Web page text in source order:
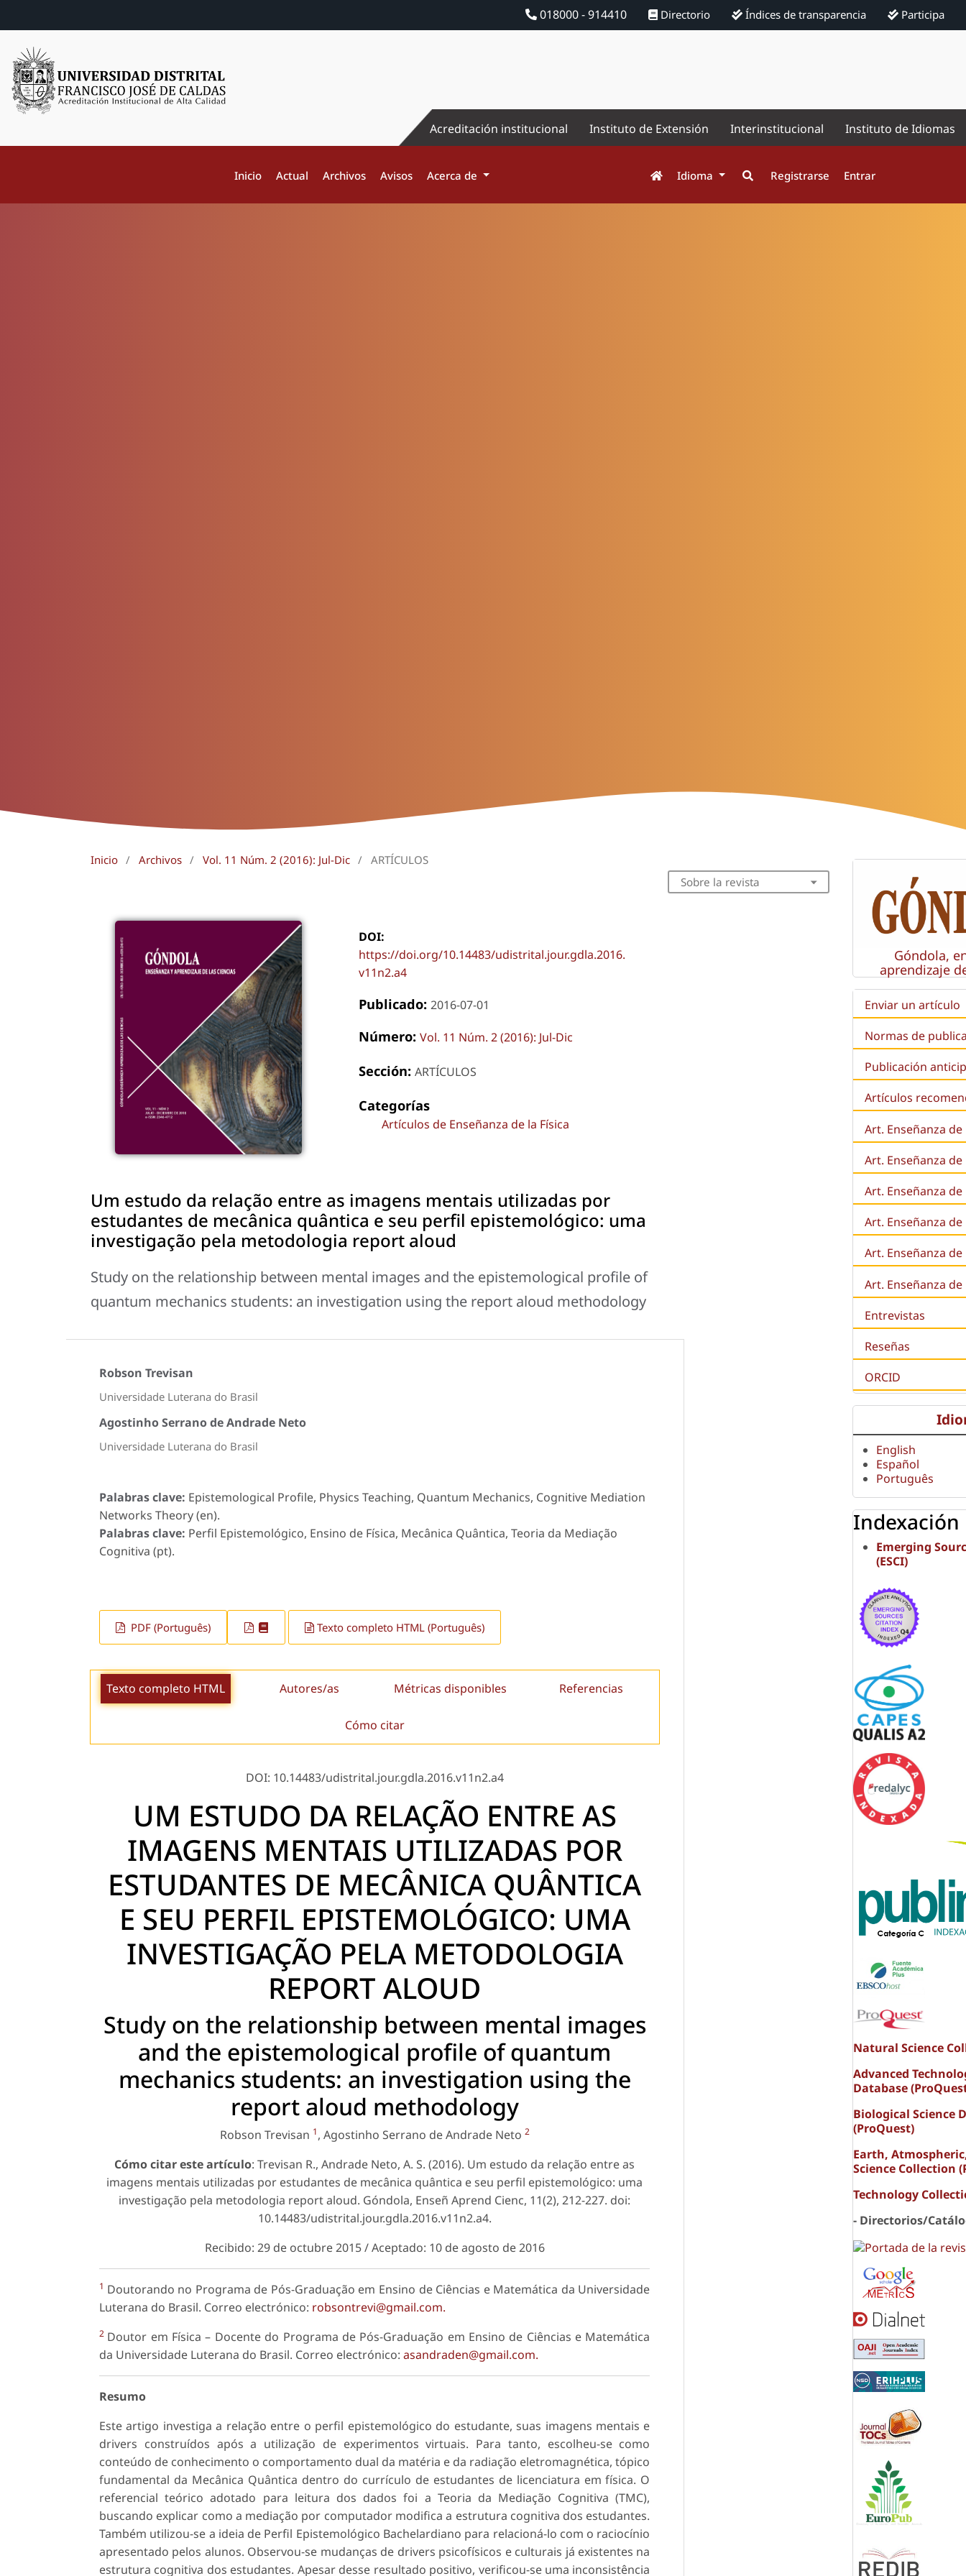
018000 - 914410 Directorio Índices de transparencia Participa
Acreditación institucional Instituto de Extensión Interinstitucional Instituto de Idiomas
Inicio Actual Archivos Avisos Acerca de Idioma Registrarse Entrar
Inicio / Archivos / Vol. 11 Núm. 2 (2016): Jul-Dic / ARTÍCULOS
DOI:
https://doi.org/10.14483/udistrital.jour.gdla.2016.
v11n2.a4
Publicado: 2016-07-01
Número: Vol. 11 Núm. 2 (2016): Jul-Dic
Sección: ARTÍCULOS
Categorías
Artículos de Enseñanza de la Física
Um estudo da relação entre as imagens mentais utilizadas por
estudantes de mecânica quântica e seu perfil epistemológico: uma
investigação pela metodologia report aloud
Study on the relationship between mental images and the epistemological profile of
quantum mechanics students: an investigation using the report aloud methodology
Robson Trevisan
Universidade Luterana do Brasil
Agostinho Serrano de Andrade Neto
Universidade Luterana do Brasil
Palabras clave: Epistemological Profile, Physics Teaching, Quantum Mechanics, Cognitive Mediation
Networks Theory (en).
Palabras clave: Perfil Epistemológico, Ensino de Física, Mecânica Quântica, Teoria da Mediação
Cognitiva (pt).
PDF (Português) Texto completo HTML (Português)
Texto completo HTML Autores/as Métricas disponibles Referencias
Cómo citar
DOI: 10.14483/udistrital.jour.gdla.2016.v11n2.a4
UM ESTUDO DA RELAÇÃO ENTRE AS
IMAGENS MENTAIS UTILIZADAS POR
ESTUDANTES DE MECÂNICA QUÂNTICA
E SEU PERFIL EPISTEMOLÓGICO: UMA
INVESTIGAÇÃO PELA METODOLOGIA
REPORT ALOUD
Study on the relationship between mental images
and the epistemological profile of quantum
mechanics students: an investigation using the
report aloud methodology
Robson Trevisan 1, Agostinho Serrano de Andrade Neto 2
Cómo citar este artículo: Trevisan R., Andrade Neto, A. S. (2016). Um estudo da relação entre as
imagens mentais utilizadas por estudantes de mecânica quântica e seu perfil epistemológico: uma
investigação pela metodologia report aloud. Góndola, Enseñ Aprend Cienc, 11(2), 212-227. doi:
10.14483/udistrital.jour.gdla.2016.v11n2.a4.
Recibido: 29 de octubre 2015 / Aceptado: 10 de agosto de 2016
1 Doutorando no Programa de Pós-Graduação em Ensino de Ciências e Matemática da Universidade
Luterana do Brasil. Correo electrónico: robsontrevi@gmail.com.
2 Doutor em Física – Docente do Programa de Pós-Graduação em Ensino de Ciências e Matemática
da Universidade Luterana do Brasil. Correo electrónico: asandraden@gmail.com.
Resumo
Este artigo investiga a relação entre o perfil epistemológico do estudante, suas imagens mentais e
drivers construídos após a utilização de experimentos virtuais. Para tanto, escolheu-se como
conteúdo de conhecimento o comportamento dual da matéria e da radiação eletromagnética, tópico
fundamental da Mecânica Quântica dentro do currículo de estudantes de licenciatura em física. O
referencial teórico adotado para leitura dos dados foi a Teoria da Mediação Cognitiva (TMC),
buscando explicar como a mediação por computador modifica a estrutura cognitiva dos estudantes.
Também utilizou-se a ideia de Perfil Epistemológico Bachelardiano para relacioná-lo com o raciocínio
apresentado pelos alunos. Observou-se mudanças de drivers psicofísicos e culturais já existentes na
estrutura cognitiva dos estudantes. Apesar desse resultado positivo, verificou-se uma inconsistência
Sobre la revista
Góndola,
aprendizaje
Enviar un artículo
Normas de
Publicación
Artículos
Art. Enseñanza
Art. Enseñanza
Art. Enseñanza de
Art. Enseñanza de
Art. Enseñanza
Art. Enseñanza
Entrevistas
Reseñas
ORCID
English
Español
Português
Indexación
Emerging
(ESCI)
Natural Science
Advanced
Database
Biological Science
(ProQuest)
Earth,
Science Collection
Technology
- Directorios/